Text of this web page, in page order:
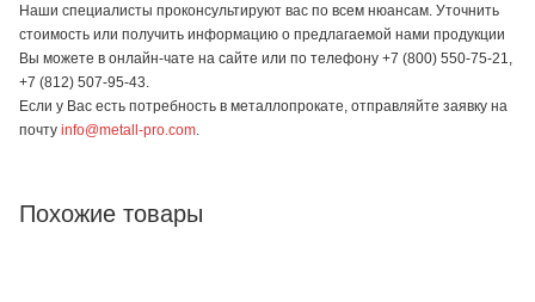
Наши специалисты проконсультируют вас по всем нюансам. Уточнить
стоимость или получить информацию о предлагаемой нами продукции
Вы можете в онлайн-чате на сайте или по телефону +7 (800) 550-75-21,
+7 (812) 507-95-43.
Если у Вас есть потребность в металлопрокате, отправляйте заявку на
почту info@metall-pro.com
Похожие товары